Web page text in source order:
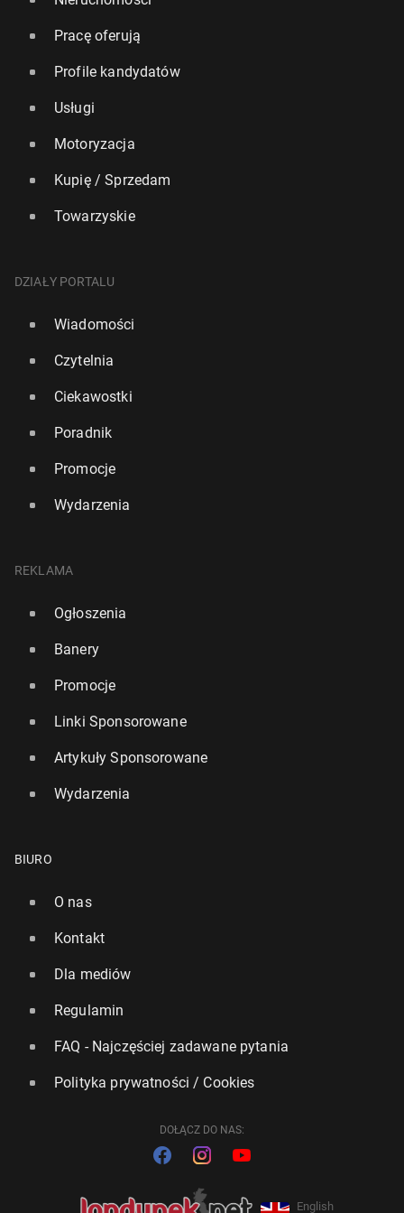
Pracę oferują
Profile kandydatów
Usługi
Motoryzacja
Kupię / Sprzedam
Towarzyskie
DZIAŁY PORTALU
Wiadomości
Czytelnia
Ciekawostki
Poradnik
Promocje
Wydarzenia
REKLAMA
Ogłoszenia
Banery
Promocje
Linki Sponsorowane
Artykuły Sponsorowane
Wydarzenia
BIURO
O nas
Kontakt
Dla mediów
Regulamin
FAQ - Najczęściej zadawane pytania
Polityka prywatności / Cookies
DOŁĄCZ DO NAS:
English